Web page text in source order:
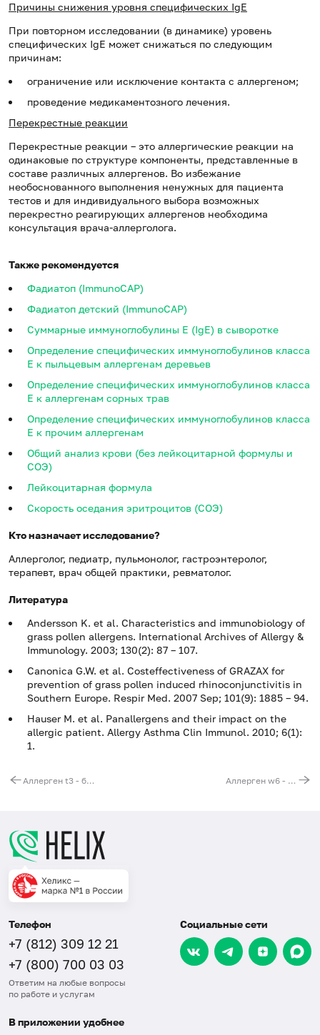
Причины снижения уровня специфических IgE
При повторном исследовании (в динамике) уровень
специфических IgE может снижаться по следующим
причинам:
ограничение или исключение контакта с аллергеном;
проведение медикаментозного лечения.
Перекрестные реакции
Перекрестные реакции – это аллергические реакции на
одинаковые по структуре компоненты, представленные в
составе различных аллергенов. Во избежание
необоснованного выполнения ненужных для пациента
тестов и для индивидуального выбора возможных
перекрестно реагирующих аллергенов необходима
консультация врача-аллерголога.
Также рекомендуется
Фадиатоп (ImmunoCAP)
Фадиатоп детский (ImmunoCAP)
Суммарные иммуноглобулины E (IgE) в сыворотке
Определение специфических иммуноглобулинов класса
E к пыльцевым аллергенам деревьев
Определение специфических иммуноглобулинов класса
E к аллергенам сорных трав
Определение специфических иммуноглобулинов класса
E к прочим аллергенам
Общий анализ крови (без лейкоцитарной формулы и
СОЭ)
Лейкоцитарная формула
Скорость оседания эритроцитов (СОЭ)
Кто назначает исследование?
Аллерголог, педиатр, пульмонолог, гастроэнтеролог,
терапевт, врач общей практики, ревматолог.
Литература
Andersson K. et al. Characteristics and immunobiology of
grass pollen allergens. International Archives of Allergy &
Immunology. 2003; 130(2): 87 – 107.
Canonica G.W. et al. Costeffectiveness of GRAZAX for
prevention of grass pollen induced rhinoconjunctivitis in
Southern Europe. Respir Med. 2007 Sep; 101(9): 1885 – 94.
Hauser M. et al. Panallergens and their impact on the
allergic patient. Allergy Asthma Clin Immunol. 2010; 6(1):
1.
Аллерген t3 - берёза бородавчатая, IgE (ImmunoCAP) Аллерген w6 - полынь, IgE (ImmunoCAP)
Телефон
+7 (812) 309 12 21
+7 (800) 700 03 03
Ответим на любые вопросы
по работе и услугам
Социальные сети
В приложении удобнее